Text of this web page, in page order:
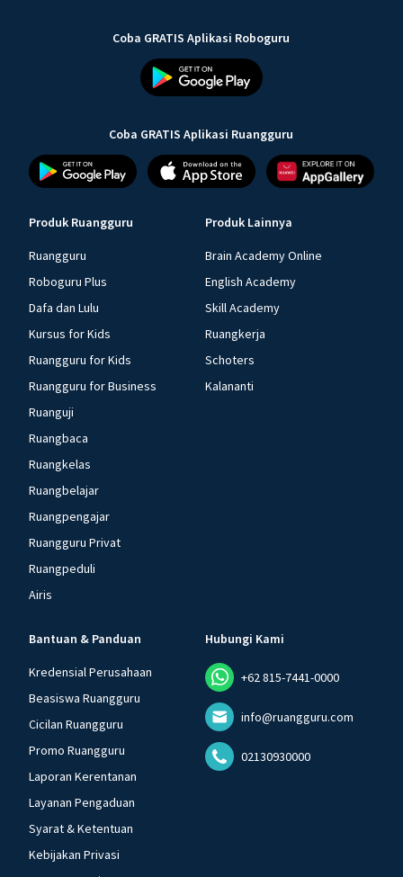
Coba GRATIS Aplikasi Roboguru
Coba GRATIS Aplikasi Ruangguru
Produk Ruangguru
Ruangguru
Roboguru Plus
Dafa dan Lulu
Kursus for Kids
Ruangguru for Kids
Ruangguru for Business
Ruanguji
Ruangbaca
Ruangkelas
Ruangbelajar
Ruangpengajar
Ruangguru Privat
Ruangpeduli
Airis
Produk Lainnya
Brain Academy Online
English Academy
Skill Academy
Ruangkerja
Schoters
Kalananti
Bantuan & Panduan
Kredensial Perusahaan
Beasiswa Ruangguru
Cicilan Ruangguru
Promo Ruangguru
Laporan Kerentanan
Layanan Pengaduan
Syarat & Ketentuan
Kebijakan Privasi
Hubungi Kami
+62 815-7441-0000
info@ruangguru.com
02130930000